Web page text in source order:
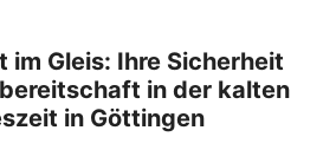
im Gleis: Ihre Sicherheit
in der kalten
in Göttingen